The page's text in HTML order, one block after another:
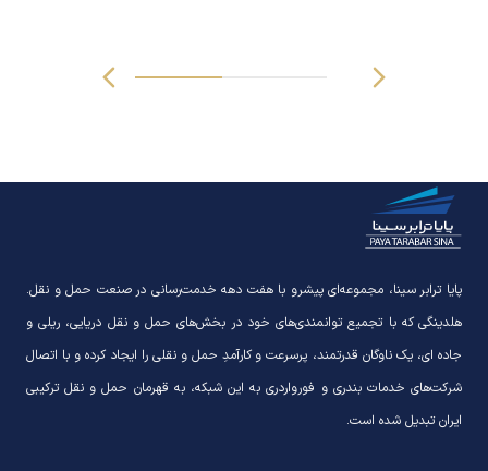
پایا ترابر سینا، مجموعه‌ای پیشرو با هفت دهه خدمت‌رسانی در صنعت حمل و نقل.
هلدینگی که با تجمیع توانمندی‌های خود در بخش‌های حمل و نقل دریایی، ریلی و
جاده ای، یک ناوگان قدرتمند، پرسرعت و کارآمدِ حمل و نقلی را ایجاد کرده و با اتصال
شرکت‌های خدمات بندری و فورواردری به این شبکه، به قهرمان حمل و نقل ترکیبی
ایران تبدیل شده است.